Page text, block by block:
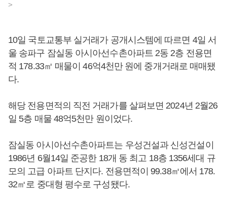
>
10일 국토교통부 실거래가 공개시스템에 따르면 4일 서
울 송파구 잠실동 아시아선수촌아파트 2동 2층 전용면
적 178.33㎡ 매물이 46억4천만 원에 중개거래로 매매됐
다.
해당 전용면적의 직전 거래가를 살펴보면 2024년 2월26
일 5층 매물 48억5천만 원이었다.
잠실동 아시아선수촌아파트는 우성건설과 신성건설이
1986년 6월14일 준공한 18개 동 최고 18층 1356세대 규
모의 고급 아파트 단지다. 전용면적이 99.38㎡에서 178.
32㎡로 중대형 평수로 구성됐다.